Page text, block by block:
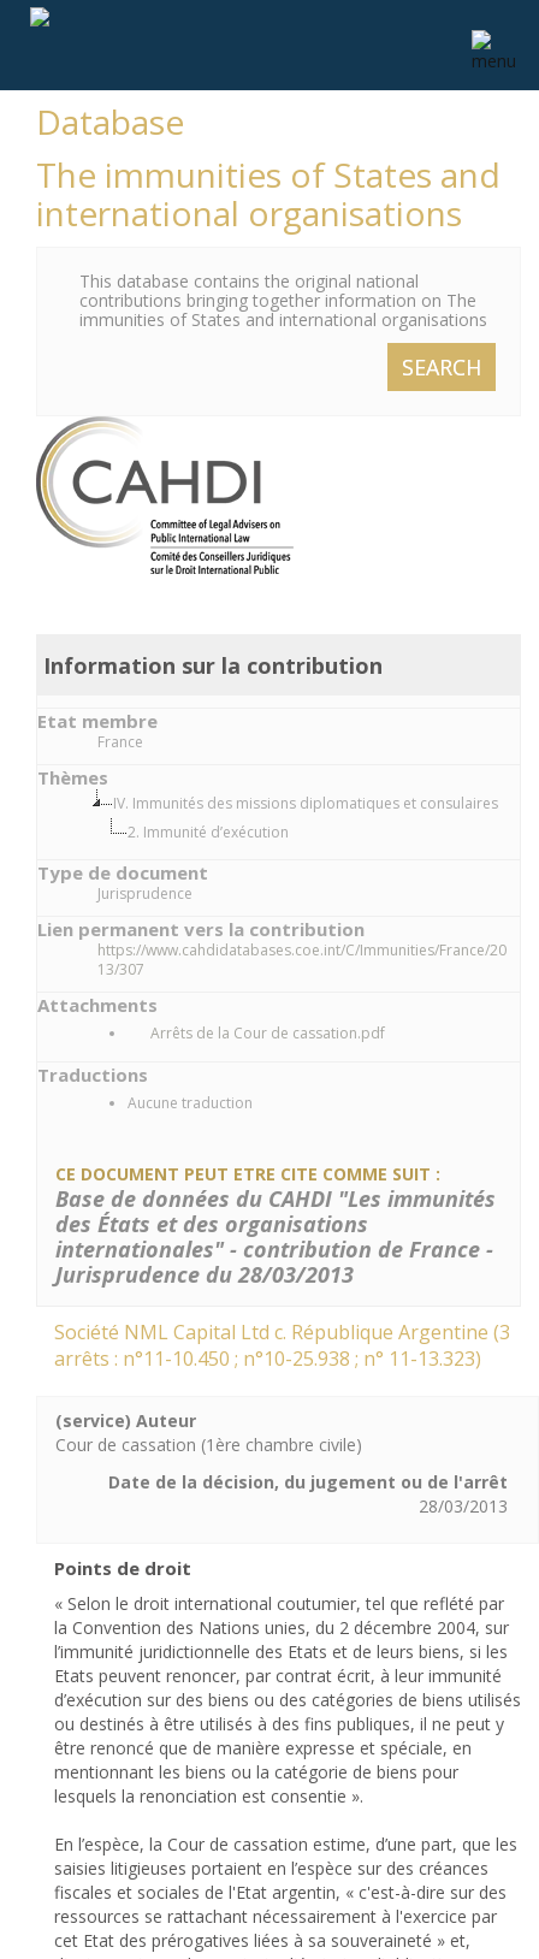
Database
The immunities of States and
international organisations
This database contains the original national
contributions bringing together information on The
immunities of States and international organisations
SEARCH
Information sur la contribution
Etat membre
France
Thèmes
IV. Immunités des missions diplomatiques et consulaires
2. Immunité d’exécution
Type de document
Jurisprudence
Lien permanent vers la contribution
https://www.cahdidatabases.coe.int/C/Immunities/France/20
13/307
Attachments
Arrêts de la Cour de cassation.pdf
Traductions
Aucune traduction
CE DOCUMENT PEUT ETRE CITE COMME SUIT :
Base de données du CAHDI "Les immunités
des États et des organisations
internationales" - contribution de France -
Jurisprudence du 28/03/2013
Société NML Capital Ltd c. République Argentine (3
arrêts : n°11-10.450 ; n°10-25.938 ; n° 11-13.323)
(service) Auteur
Cour de cassation (1ère chambre civile)
Date de la décision, du jugement ou de l'arrêt
28/03/2013
Points de droit
« Selon le droit international coutumier, tel que reflété par
la Convention des Nations unies, du 2 décembre 2004, sur
l’immunité juridictionnelle des Etats et de leurs biens, si les
Etats peuvent renoncer, par contrat écrit, à leur immunité
d’exécution sur des biens ou des catégories de biens utilisés
ou destinés à être utilisés à des fins publiques, il ne peut y
être renoncé que de manière expresse et spéciale, en
mentionnant les biens ou la catégorie de biens pour
lesquels la renonciation est consentie ».
En l’espèce, la Cour de cassation estime, d’une part, que les
saisies litigieuses portaient en l’espèce sur des créances
fiscales et sociales de l'Etat argentin, « c'est-à-dire sur des
ressources se rattachant nécessairement à l'exercice par
cet Etat des prérogatives liées à sa souveraineté » et,